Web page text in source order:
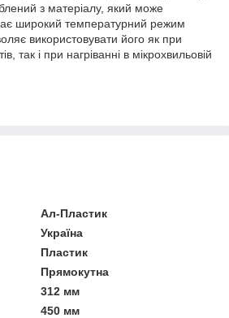
з матеріалу, який може
широкий температурний режим
використовувати його як при
так і при нагріванні в мікрохвильовій
Ал-Пластик
Україна
Пластик
Прямокутна
312 мм
450 мм